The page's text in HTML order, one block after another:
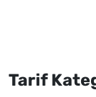
Tarif